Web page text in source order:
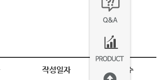
작성일자 조회수